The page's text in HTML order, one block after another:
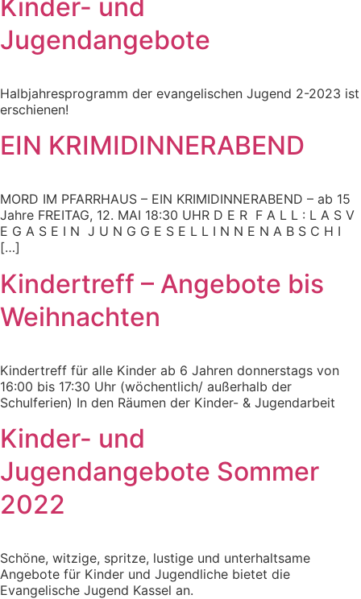
Kinder- und
Jugendangebote
Halbjahresprogramm der evangelischen Jugend 2-2023 ist
erschienen!
EIN KRIMIDINNERABEND
MORD IM PFARRHAUS – EIN KRIMIDINNERABEND – ab 15
Jahre FREITAG, 12. MAI 18:30 UHR D E R F A L L : L A S V
E G A S E I N J U N G G E S E L L I N N E N A B S C H I
[…]
Kindertreff – Angebote bis
Weihnachten
Kindertreff für alle Kinder ab 6 Jahren donnerstags von
16:00 bis 17:30 Uhr (wöchentlich/ außerhalb der
Schulferien) In den Räumen der Kinder- & Jugendarbeit
Kinder- und
Jugendangebote Sommer
2022
Schöne, witzige, spritze, lustige und unterhaltsame
Angebote für Kinder und Jugendliche bietet die
Evangelische Jugend Kassel an.